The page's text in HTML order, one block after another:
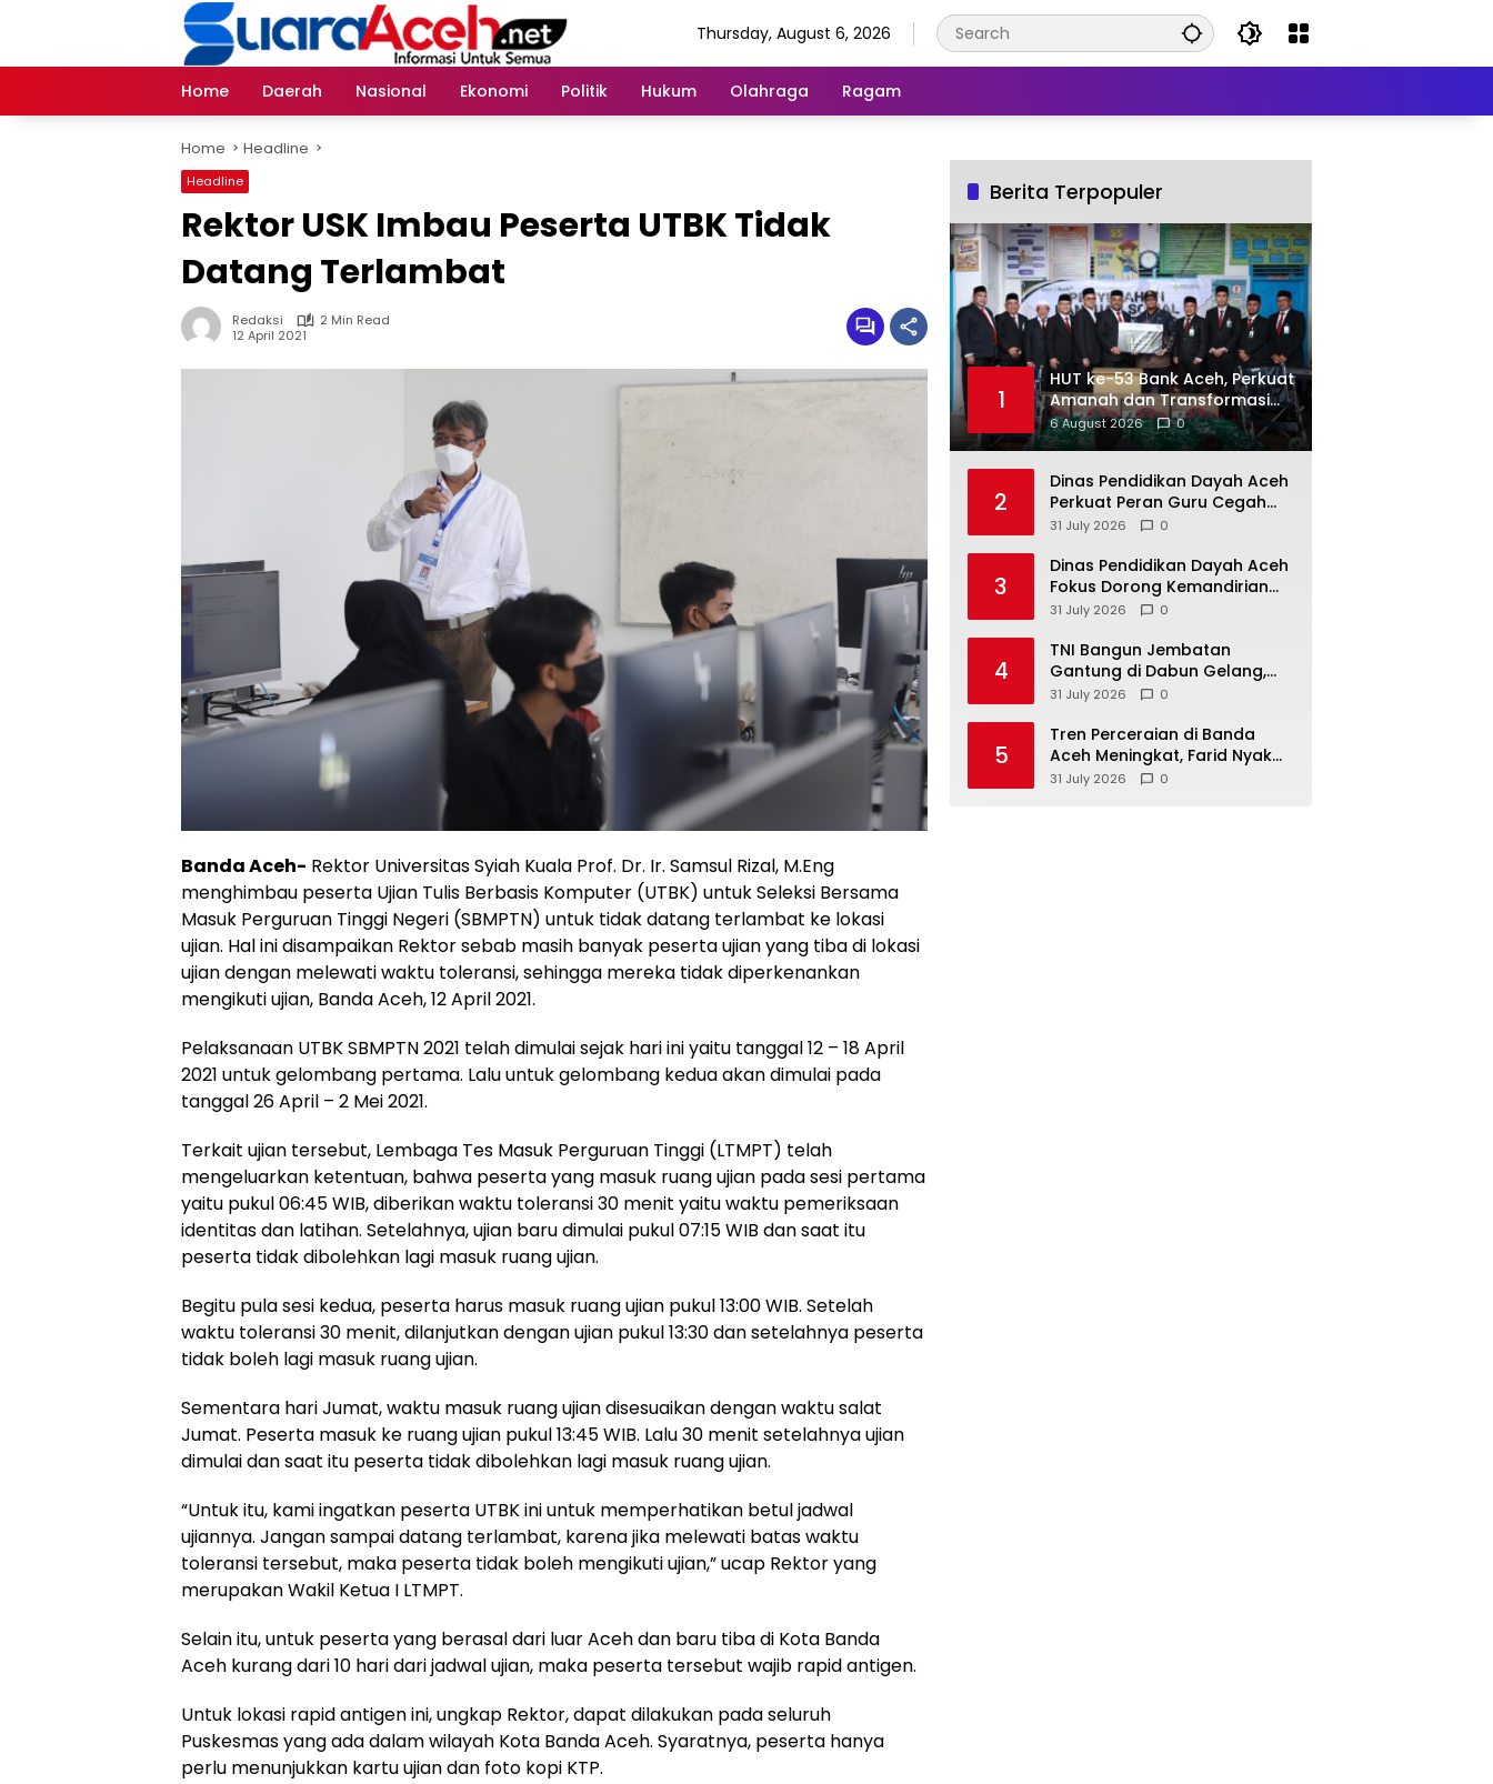
Thursday, August 6, 2026
Home Daerah Nasional Ekonomi Politik Hukum Olahraga Ragam
Home Headline
Headline
Rektor USK Imbau Peserta UTBK Tidak
Datang Terlambat
Redaksi
2 Min Read
12 April 2021
Banda Aceh- Rektor Universitas Syiah Kuala Prof. Dr. Ir. Samsul Rizal, M.Eng
menghimbau peserta Ujian Tulis Berbasis Komputer (UTBK) untuk Seleksi Bersama
Masuk Perguruan Tinggi Negeri (SBMPTN) untuk tidak datang terlambat ke lokasi
ujian. Hal ini disampaikan Rektor sebab masih banyak peserta ujian yang tiba di lokasi
ujian dengan melewati waktu toleransi, sehingga mereka tidak diperkenankan
mengikuti ujian, Banda Aceh, 12 April 2021.
Pelaksanaan UTBK SBMPTN 2021 telah dimulai sejak hari ini yaitu tanggal 12 – 18 April
2021 untuk gelombang pertama. Lalu untuk gelombang kedua akan dimulai pada
tanggal 26 April – 2 Mei 2021.
Terkait ujian tersebut, Lembaga Tes Masuk Perguruan Tinggi (LTMPT) telah
mengeluarkan ketentuan, bahwa peserta yang masuk ruang ujian pada sesi pertama
yaitu pukul 06:45 WIB, diberikan waktu toleransi 30 menit yaitu waktu pemeriksaan
identitas dan latihan. Setelahnya, ujian baru dimulai pukul 07:15 WIB dan saat itu
peserta tidak dibolehkan lagi masuk ruang ujian.
Begitu pula sesi kedua, peserta harus masuk ruang ujian pukul 13:00 WIB. Setelah
waktu toleransi 30 menit, dilanjutkan dengan ujian pukul 13:30 dan setelahnya peserta
tidak boleh lagi masuk ruang ujian.
Sementara hari Jumat, waktu masuk ruang ujian disesuaikan dengan waktu salat
Jumat. Peserta masuk ke ruang ujian pukul 13:45 WIB. Lalu 30 menit setelahnya ujian
dimulai dan saat itu peserta tidak dibolehkan lagi masuk ruang ujian.
“Untuk itu, kami ingatkan peserta UTBK ini untuk memperhatikan betul jadwal
ujiannya. Jangan sampai datang terlambat, karena jika melewati batas waktu
toleransi tersebut, maka peserta tidak boleh mengikuti ujian,” ucap Rektor yang
merupakan Wakil Ketua I LTMPT.
Selain itu, untuk peserta yang berasal dari luar Aceh dan baru tiba di Kota Banda
Aceh kurang dari 10 hari dari jadwal ujian, maka peserta tersebut wajib rapid antigen.
Untuk lokasi rapid antigen ini, ungkap Rektor, dapat dilakukan pada seluruh
Puskesmas yang ada dalam wilayah Kota Banda Aceh. Syaratnya, peserta hanya
perlu menunjukkan kartu ujian dan foto kopi KTP.
Berita Terpopuler
1
HUT ke-53 Bank Aceh, Perkuat
Amanah dan Transformasi
untuk Kemajuan Ekonomi
Aceh
6 August 2026 0
2
Dinas Pendidikan Dayah Aceh
Perkuat Peran Guru Cegah
Kekerasan dan Perundungan
31 July 2026 0
3
Dinas Pendidikan Dayah Aceh
Fokus Dorong Kemandirian
1.827 Dayah
31 July 2026 0
4
TNI Bangun Jembatan
Gantung di Dabun Gelang,
Ditargetkan Rampung
31 July 2026 0
5
Tren Perceraian di Banda
Aceh Meningkat, Farid Nyak
Umar Desak Implementasi
31 July 2026 0